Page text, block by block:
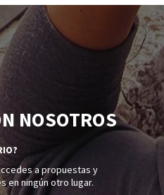
NOSOTROS
a propuestas y
en ningún otro lugar.